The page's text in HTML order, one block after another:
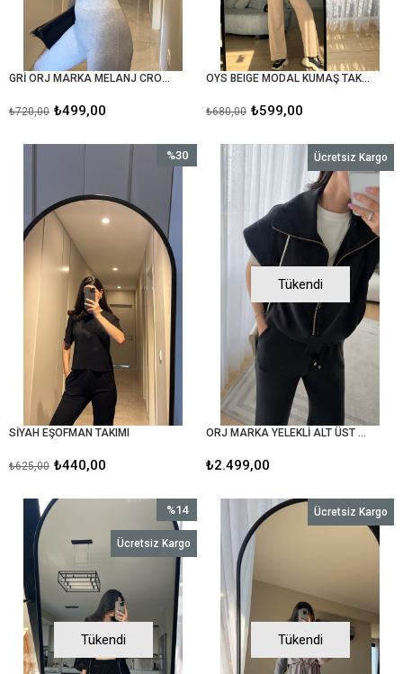
GRİ ORJ MARKA MELANJ CROP PANTOLON İKİLİ TAKIM
₺499,00
₺720,00
OYS BEIGE MODAL KUMAŞ TAKIM
₺599,00
₺680,00
SİYAH EŞOFMAN TAKIMI
₺440,00
₺625,00
%30
İndirim
%30İndirim
Tükendi
ORJ MARKA YELEKLİ ALT ÜST SİYAH MODAL TAKIM
₺2.499,00
Ücretsiz Kargo
Tükendi
%14
İndirim
%14İndirim
Ücretsiz Kargo
Tükendi
Ücretsiz Kargo